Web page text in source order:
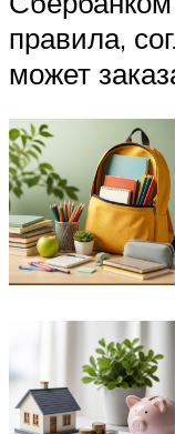
правила,
может